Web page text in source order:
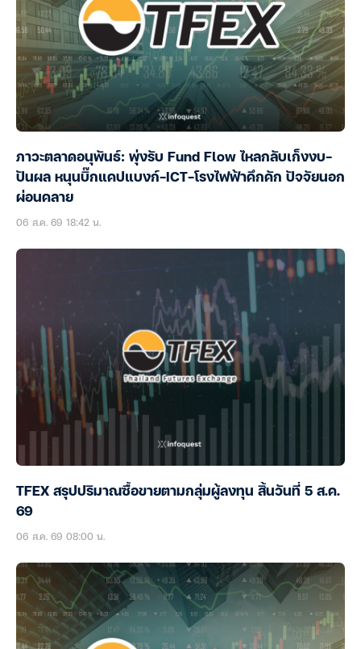
ภาวะตลาดอนุพันธ์: พุ่งรับ Fund Flow ไหลกลับเก็งงบ-
ปันผล หนุนบิ๊กแคปแบงก์-ICT-โรงไฟฟ้าคึกคัก ปัจจัยนอก
ผ่อนคลาย
06 ส.ค. 69 18:42 น.
TFEX สรุปปริมาณซื้อขายตามกลุ่มผู้ลงทุน สิ้นวันที่ 5 ส.ค.
69
06 ส.ค. 69 08:00 น.